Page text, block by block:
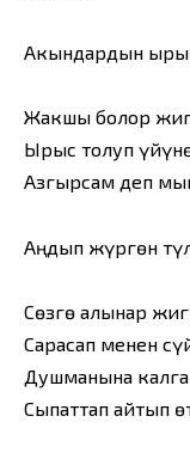
Акындардын ыры
Жакшы болор
Ырыс толуп
Азгырсам деп
Аңдып жүргөн
Сөзгө алынар
Сарасап менен
Душманына
Сыпаттап айтып